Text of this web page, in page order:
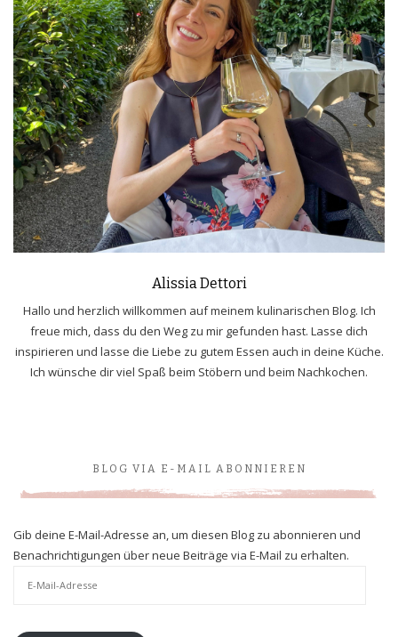
Alissia Dettori
Hallo und herzlich willkommen auf meinem kulinarischen Blog. Ich
freue mich, dass du den Weg zu mir gefunden hast. Lasse dich
inspirieren und lasse die Liebe zu gutem Essen auch in deine Küche.
Ich wünsche dir viel Spaß beim Stöbern und beim Nachkochen.
BLOG VIA E-MAIL ABONNIEREN
Gib deine E-Mail-Adresse an, um diesen Blog zu abonnieren und
Benachrichtigungen über neue Beiträge via E-Mail zu erhalten.